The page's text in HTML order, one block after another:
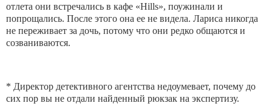
отлета они встречались в кафе «Hills», поужинали и
попрощались. После этого она ее не видела. Лариса никогда
не переживает за дочь, потому что они редко общаются и
созваниваются.
* Директор детективного агентства недоумевает, почему до
сих пор вы не отдали найденный рюкзак на экспертизу.